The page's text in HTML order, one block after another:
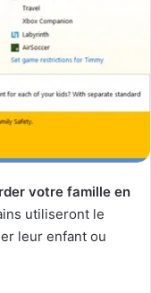
votre famille en
utiliseront le
leur enfant ou